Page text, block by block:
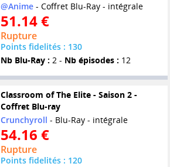
@Anime- Coffret Blu-Ray - intégrale
51.14 €
Rupture
Points fidelités : 130
Nb Blu-Ray : 2 - Nb épisodes : 12
Classroom of The Elite - Saison 2 -
Coffret Blu-ray
Crunchyroll - Blu-Ray - intégrale
54.16 €
Rupture
Points fidelités : 120